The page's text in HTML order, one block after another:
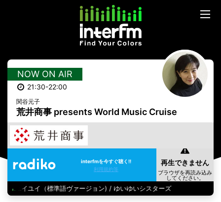
NOW ON AIR
21:30-22:00
関谷元子
荒井商事 presents World Music Cruise
interfmを今すぐ聴く!!
利用規約等
ユイユイ（標準語ヴァージョン) / ゆいゆいシスターズ